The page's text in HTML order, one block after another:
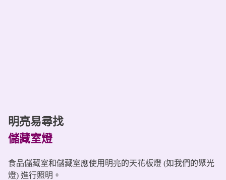
明亮易尋找
儲藏室燈
食品儲藏室和儲藏室應使用明亮的天花板燈 (如我們的聚光
燈) 進行照明。